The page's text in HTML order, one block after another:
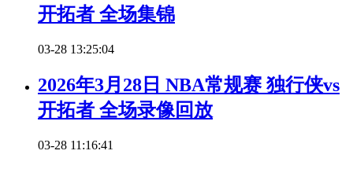
开拓者 全场集锦
03-28 13:25:04
2026年3月28日 NBA常规赛 独行侠vs
开拓者 全场录像回放
03-28 11:16:41